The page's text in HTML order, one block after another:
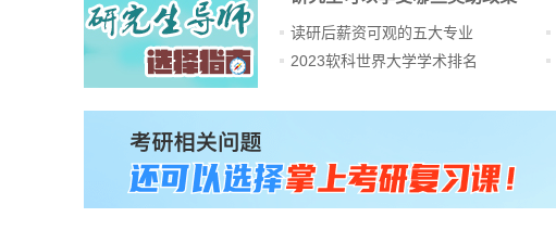
读研后薪资可观的五大专业
2023软科世界大学学术排名